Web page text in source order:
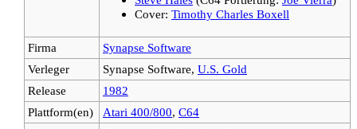
Cover: Timothy Charles Boxell
Firma
Synapse Software
Verleger
Synapse Software, U.S. Gold
Release
1982
Plattform(en)
Atari 400/800, C64